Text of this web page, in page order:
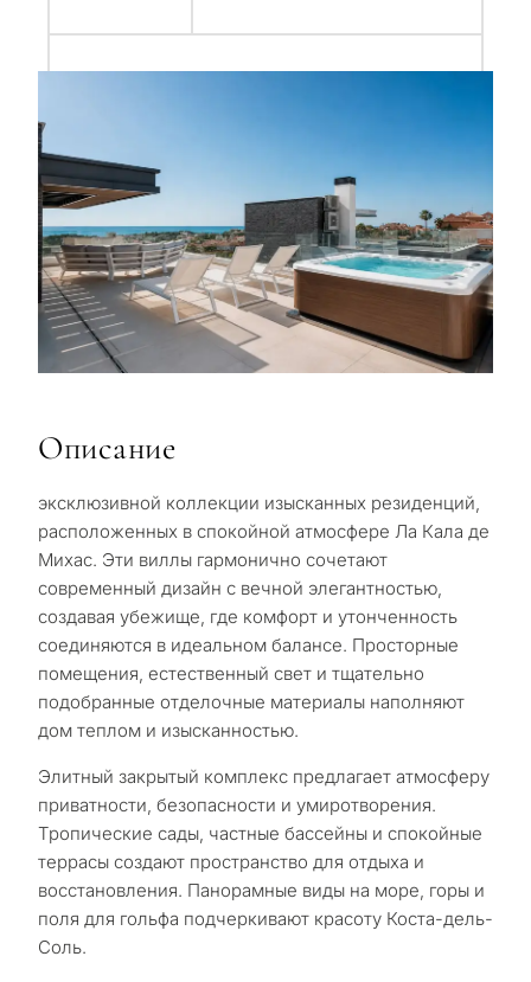
Описание
эксклюзивной коллекции изысканных резиденций,
расположенных в спокойной атмосфере Ла Кала де
Михас. Эти виллы гармонично сочетают
современный дизайн с вечной элегантностью,
создавая убежище, где комфорт и утонченность
соединяются в идеальном балансе. Просторные
помещения, естественный свет и тщательно
подобранные отделочные материалы наполняют
дом теплом и изысканностью.
Элитный закрытый комплекс предлагает атмосферу
приватности, безопасности и умиротворения.
Тропические сады, частные бассейны и спокойные
террасы создают пространство для отдыха и
восстановления. Панорамные виды на море, горы и
поля для гольфа подчеркивают красоту Коста-дель-
Соль.